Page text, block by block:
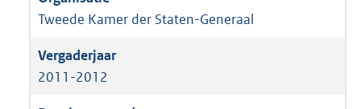
Tweede Kamer der Staten-Generaal
2011-2012